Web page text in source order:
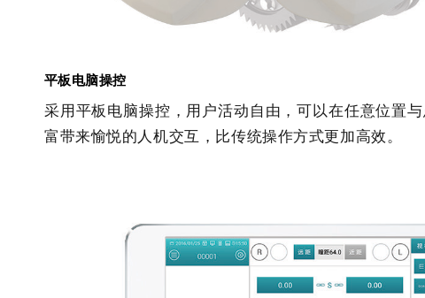
平板电脑操控
采用平板电脑操控，用户活动自由，可以在任意位置
富带来愉悦的人机交互，比传统操作方式更加高效。